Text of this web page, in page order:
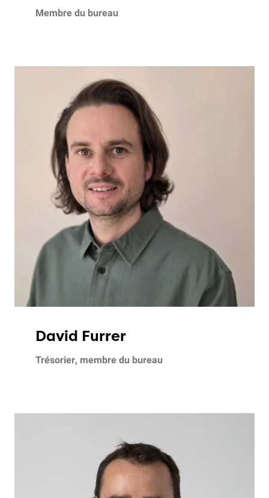
Membre du bureau
David Furrer
Trésorier, membre du bureau